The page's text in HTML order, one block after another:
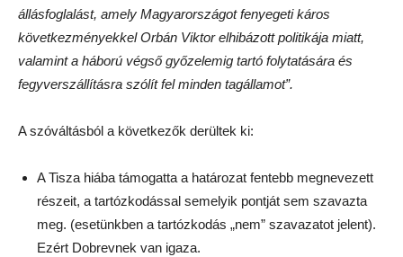
állásfoglalást, amely Magyarországot fenyegeti káros
következményekkel Orbán Viktor elhibázott politikája miatt,
valamint a háború végső győzelemig tartó folytatására és
fegyverszállításra szólít fel minden tagállamot”.
A szóváltásból a következők derültek ki:
A Tisza hiába támogatta a határozat fentebb megnevezett
részeit, a tartózkodással semelyik pontját sem szavazta
meg. (esetünkben a tartózkodás „nem” szavazatot jelent).
Ezért Dobrevnek van igaza.